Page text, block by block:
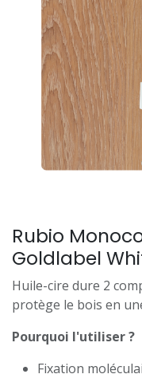
Rubio
Goldlabel
Huile-cire dure 2
protège le bois en
Pourquoi l'utiliser ?
Fixation